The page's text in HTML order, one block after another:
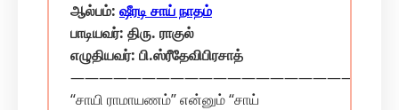
ஆல்பம்: ஷீரடி சாய் நாதம்
பாடியவர்: திரு. ராகுல்
எழுதியவர்: பி.ஸ்ரீதேவிபிரசாத்
“சாயி ராமாயணம்” என்னும் “சாய்